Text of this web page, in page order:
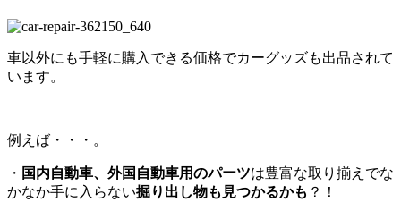
車以外にも手軽に購入できる価格でカーグッズも出品されて
います。
例えば・・・。
・ 国内自動車、外国自動車用のパーツは豊富な取り揃えでな
かなか手に入らない掘り出し物も見つかるかも ？！